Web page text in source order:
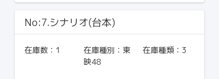
No:7.シナリオ(台本)
在庫数： 1 在庫種別： 東
映48
在庫種類： 3